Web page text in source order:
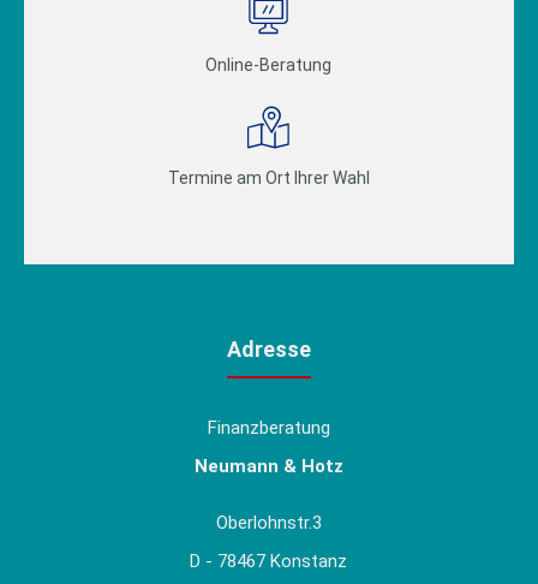
Online-Beratung
Termine am Ort Ihrer Wahl
Adresse
Finanzberatung
Neumann & Hotz
Oberlohnstr.3
D - 78467 Konstanz